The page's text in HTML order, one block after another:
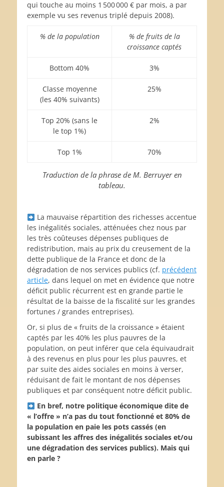
qui touche au moins 1 500 000 € par mois, a par
exemple vu ses revenus triplé depuis 2008).
% de la population
% de fruits de la
croissance captés
Bottom 40% 3%
Classe moyenne
(les 40% suivants)
25%
Top 20% (sans le
le top 1%)
2%
Top 1% 70%
Traduction de la phrase de M. Berruyer en
tableau.
La mauvaise répartition des richesses accentue
les inégalités sociales, atténuées chez nous par
les très coûteuses dépenses publiques de
redistribution, mais au prix du creusement de la
dette publique de la France et donc de la
dégradation de nos services publics (cf. précédent
article, dans lequel on met en évidence que notre
déficit public récurrent est en grande partie le
résultat de la baisse de la fiscalité sur les grandes
fortunes / grandes entreprises).
Or, si plus de « fruits de la croissance » étaient
captés par les 40% les plus pauvres de la
population, on peut inférer que cela équivaudrait
à des revenus en plus pour les plus pauvres, et
par suite des aides sociales en moins à verser,
réduisant de fait le montant de nos dépenses
publiques et par conséquent notre déficit public.
En bref, notre politique économique dite de
« l’offre » n’a pas du tout fonctionné et 80% de
la population en paie les pots cassés (en
subissant les affres des inégalités sociales et/ou
une dégradation des services publics). Mais qui
en parle ?